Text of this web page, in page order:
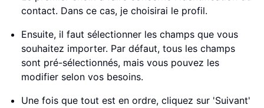
contact. Dans ce cas, je choisirai le profil.
Ensuite, il faut sélectionner les champs que vous
souhaitez importer. Par défaut, tous les champs
sont pré-sélectionnés, mais vous pouvez les
modifier selon vos besoins.
Une fois que tout est en ordre, cliquez sur 'Suivant'